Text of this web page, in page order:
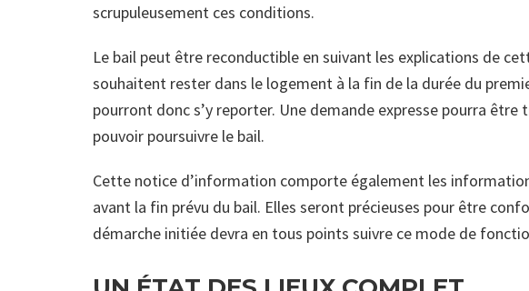
scrupuleusement ces conditions.
Le bail peut être reconductible en suivant les explications de
souhaitent rester dans le logement à la fin de la durée du
pourront donc s’y reporter. Une demande expresse pourra
pouvoir poursuivre le bail.
Cette notice d’information comporte également les
avant la fin prévu du bail. Elles seront précieuses pour être
démarche initiée devra en tous points suivre ce mode de